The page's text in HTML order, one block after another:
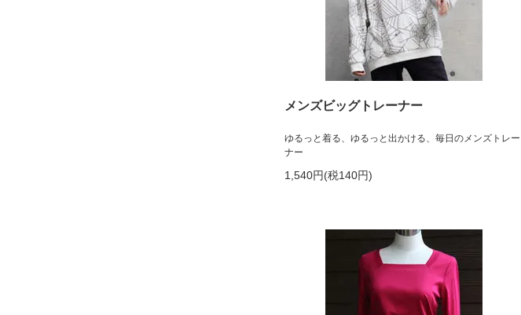
メンズビッグトレーナー
ゆるっと着る、ゆるっと出かける、毎日のメンズトレー
ナー
1,540円(税140円)